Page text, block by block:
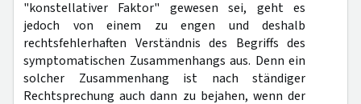
"konstellativer Faktor" gewesen sei, geht es
jedoch von einem zu engen und deshalb
rechtsfehlerhaften Verständnis des Begriffs des
symptomatischen Zusammenhangs aus. Denn ein
solcher Zusammenhang ist nach ständiger
Rechtsprechung auch dann zu bejahen, wenn der